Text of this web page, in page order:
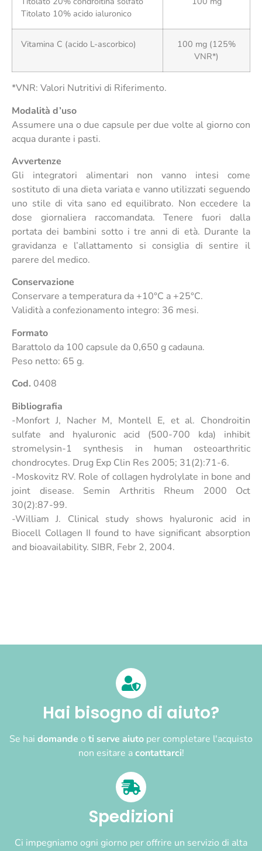
Titolato 10% acido ialuronico
Vitamina C (acido L-ascorbico)
100 mg (125%
VNR*)
*VNR: Valori Nutritivi di Riferimento.
Modalità d’uso
Assumere una o due capsule per due volte al giorno con
acqua durante i pasti.
Avvertenze
Gli integratori alimentari non vanno intesi come
sostituto di una dieta variata e vanno utilizzati seguendo
uno stile di vita sano ed equilibrato. Non eccedere la
dose giornaliera raccomandata. Tenere fuori dalla
portata dei bambini sotto i tre anni di età. Durante la
gravidanza e l’allattamento si consiglia di sentire il
parere del medico.
Conservazione
Conservare a temperatura da +10°C a +25°C.
Validità a confezionamento integro: 36 mesi.
Formato
Barattolo da 100 capsule da 0,650 g cadauna.
Peso netto: 65 g.
Cod. 0408
Bibliografia
-Monfort J, Nacher M, Montell E, et al. Chondroitin
sulfate and hyaluronic acid (500-700 kda) inhibit
stromelysin-1 synthesis in human osteoarthritic
chondrocytes. Drug Exp Clin Res 2005; 31(2):71-6.
-Moskovitz RV. Role of collagen hydrolylate in bone and
joint disease. Semin Arthritis Rheum 2000 Oct
30(2):87-99.
-William J. Clinical study shows hyaluronic acid in
Biocell Collagen II found to have significant absorption
and bioavailability. SIBR, Febr 2, 2004.
Hai bisogno di aiuto?
Se hai domande o ti serve aiuto per completare l'acquisto
non esitare acontattarci!
Spedizioni
Ci impegniamo ogni giorno per offrire un servizio di alta